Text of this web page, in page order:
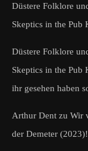
Düstere Folklore
Skeptics in the Pub
Düstere Folklore
Skeptics in the Pub
ihr gesehen haben
Arthur Dent zu Wir
der Demeter